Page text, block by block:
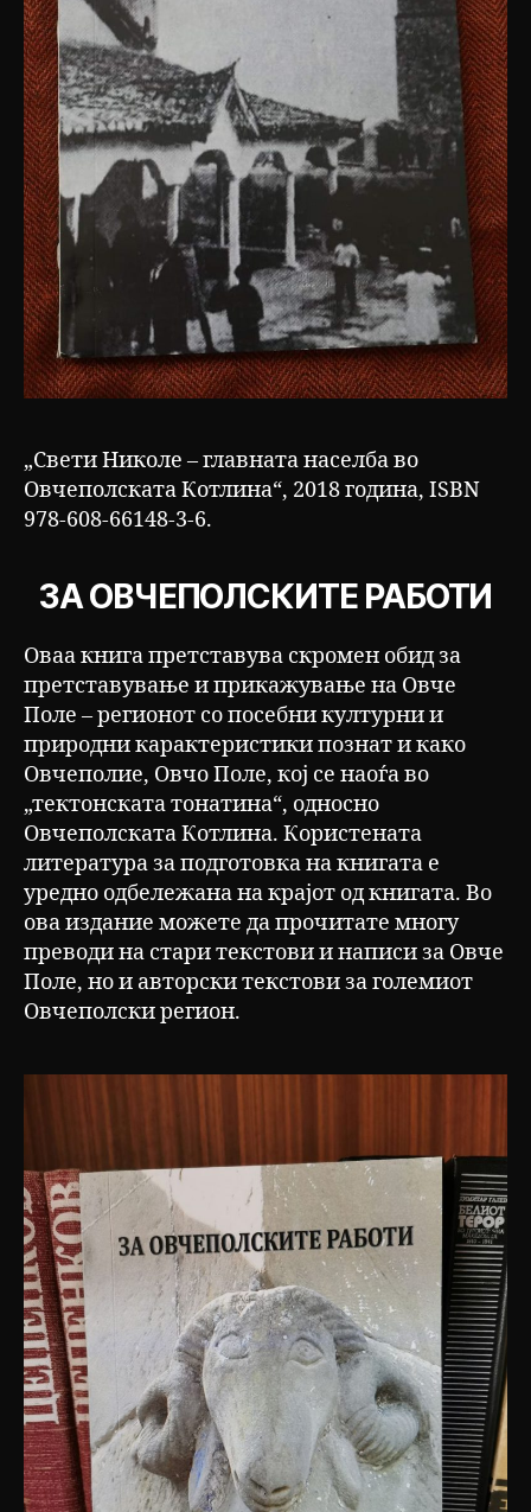
„Свети Николе – главната населба во
Овчеполската Котлина“, 2018 година, ISBN
978-608-66148-3-6.
ЗА ОВЧЕПОЛСКИТЕ РАБОТИ
Оваа книга претставува скромен обид за
претставување и прикажување на Овче
Поле – регионот со посебни културни и
природни карактеристики познат и како
Овчеполие, Овчо Поле, кој се наоѓа во
„тектонската тонатина“, односно
Овчеполската Котлина. Користената
литература за подготовка на книгата е
уредно одбележана на крајот од книгата. Во
ова издание можете да прочитате многу
преводи на стари текстови и написи за Овче
Поле, но и авторски текстови за големиот
Овчеполски регион.